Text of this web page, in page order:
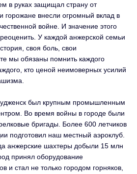
в руках защищал страну от
горожане внесли огромный вклад в
войне. И значение этого
У каждой анжерской семьи
своя боль, свои
мы обязаны помнить каждого
кто ценой неимоверных усилий
был крупным промышленным
Во время войны в городе были
бригады. Более 600 летчиков
подготовил наш местный аэроклуб.
анжерские шахтеры добыли 15 млн
принял оборудование
и стал не только городом горняков,